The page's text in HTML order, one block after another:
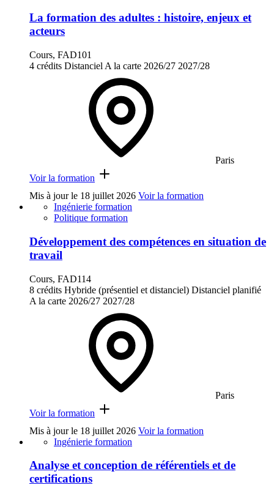
La formation des adultes : histoire, enjeux et
acteurs
Cours, FAD101
4 crédits Distanciel A la carte 2026/27 2027/28
Paris
Voir la formation
Mis à jour le 18 juillet 2026 Voir la formation
Ingénierie formation
Politique formation
Développement des compétences en situation de
travail
Cours, FAD114
8 crédits Hybride (présentiel et distanciel) Distanciel planifié
A la carte 2026/27 2027/28
Paris
Voir la formation
Mis à jour le 18 juillet 2026 Voir la formation
Ingénierie formation
Analyse et conception de référentiels et de
certifications